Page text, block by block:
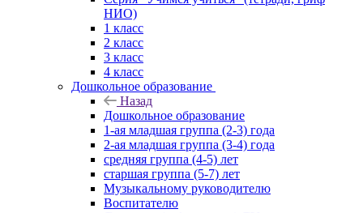
НИО)
1 класс
2 класс
3 класс
4 класс
Дошкольное образование
Назад
Дошкольное образование
1-ая младшая группа (2-3) года
2-ая младшая группа (3-4) года
средняя группа (4-5) лет
старшая группа (5-7) лет
Музыкальному руководителю
Воспитателю